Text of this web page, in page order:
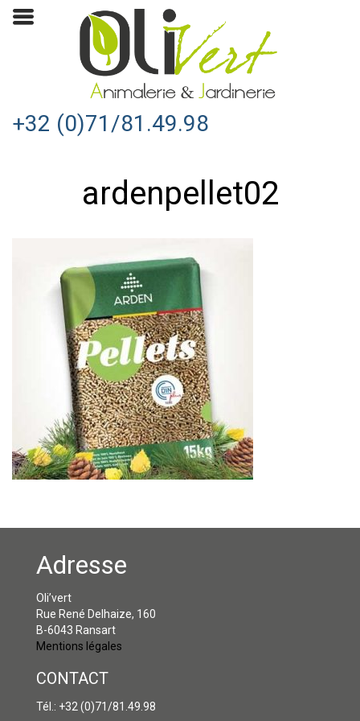
+32 (0)71/81.49.98
ardenpellet02
Adresse
Oli’vert
Rue René Delhaize, 160
B-6043 Ransart
Mentions légales
CONTACT
Tél.: +32 (0)71/81.49.98